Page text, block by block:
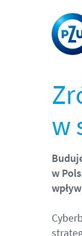
w
w